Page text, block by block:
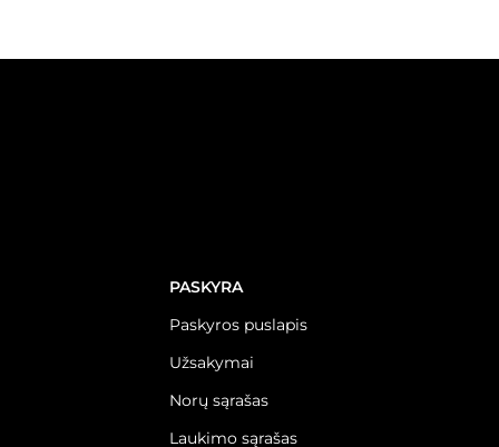
PASKYRA
Paskyros puslapis
Užsakymai
Norų sąrašas
Laukimo sąrašas